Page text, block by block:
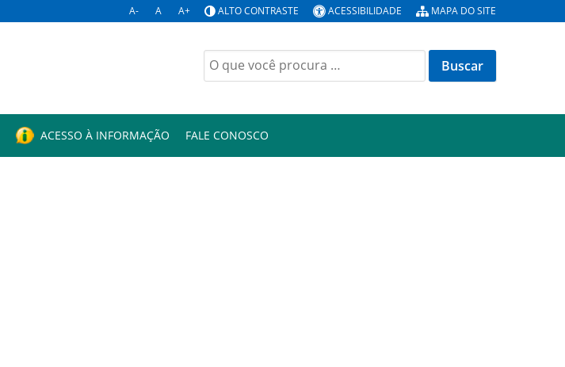
A- A A+ ALTO CONTRASTE ACESSIBILIDADE MAPA DO SITE
Buscar
por:
ACESSO À INFORMAÇÃO FALE CONOSCO